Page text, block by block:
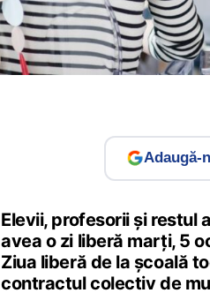
Adaugă-
Elevii, profesorii și restul
avea o zi liberă marți, 5
Ziua liberă de la școală
contractul colectiv de